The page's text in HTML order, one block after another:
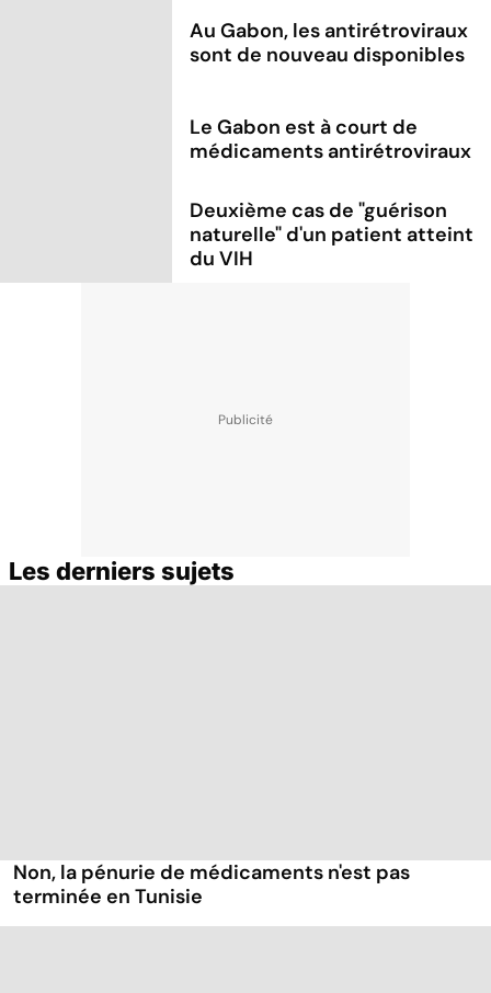
Au Gabon, les antirétroviraux
sont de nouveau disponibles
Le Gabon est à court de
médicaments antirétroviraux
Deuxième cas de "guérison
naturelle" d'un patient atteint
du VIH
Les derniers sujets
Non, la pénurie de médicaments n'est pas
terminée en Tunisie